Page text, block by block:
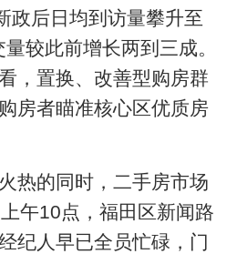
政后日均到访量攀升至
较此前增长两到三成。
，置换、改善型购房群
房者瞄准核心区优质房
热的同时，二手房市场
午10点，福田区新闻路
纪人早已全员忙碌，门